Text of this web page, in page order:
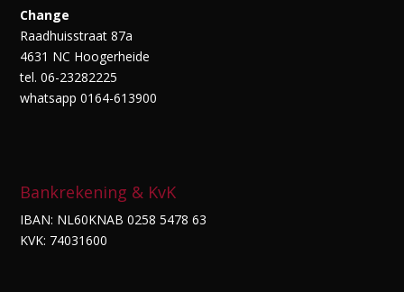
Change
Raadhuisstraat 87a
4631 NC Hoogerheide
tel. 06-23282225
whatsapp 0164-613900
Bankrekening & KvK
IBAN: NL60KNAB 0258 5478 63
KVK: 74031600